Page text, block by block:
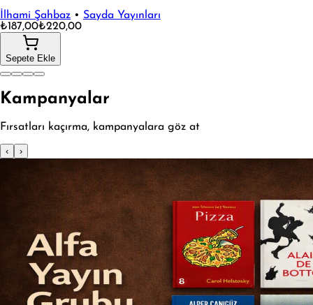
İlhami Şahbaz • Sayda Yayınları
₺187,00₺220,00
Sepete Ekle
Kampanyalar
Fırsatları kaçırma, kampanyalara göz at
‹ ›